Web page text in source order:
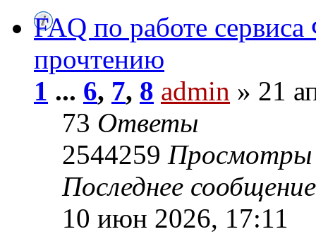
FAQ по работе
прочтению
1 ... 6, 7, 8 admin » 21
73 Ответы
2544259 Просмотры
Последнее
10 июн 2026, 17:11